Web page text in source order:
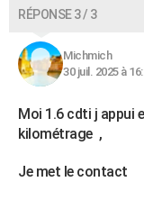
RÉPONSE 3 / 3
Michmich
30 juil. 2025 à
Moi 1.6 cdti j appui
kilométrage ,
Je met le contact